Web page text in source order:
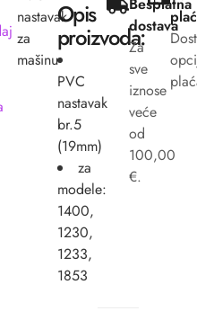
nastavak
za
mašinu
Opis
proizvoda:
PVC
nastavak
br.5
(19mm)
za
modele:
1400,
1230,
1233,
1853
dostava
Za
sve
iznose
veće
od
100,00
€.